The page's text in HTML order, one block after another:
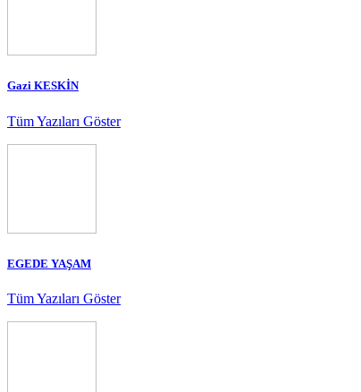
Gazi KESKİN
Tüm Yazıları Göster
EGEDE YAŞAM
Tüm Yazıları Göster